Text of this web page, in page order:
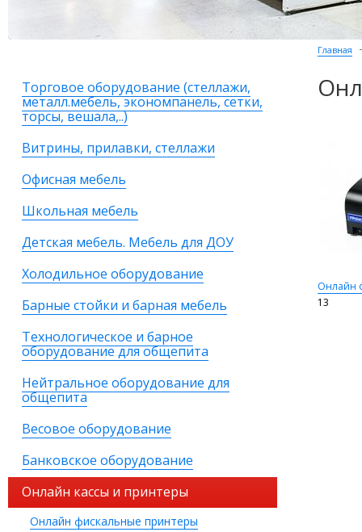
Торговое оборудование (стеллажи,
металл.мебель, экономпанель, сетки,
торсы, вешала,..)
Витрины, прилавки, стеллажи
Офисная мебель
Школьная мебель
Детская мебель. Мебель для ДОУ
Холодильное оборудование
Барные стойки и барная мебель
Технологическое и барное
оборудование для общепита
Нейтральное оборудование для
общепита
Весовое оборудование
Банковское оборудование
Онлайн кассы и принтеры
Онлайн фискальные принтеры
Главная
Онлайн
13